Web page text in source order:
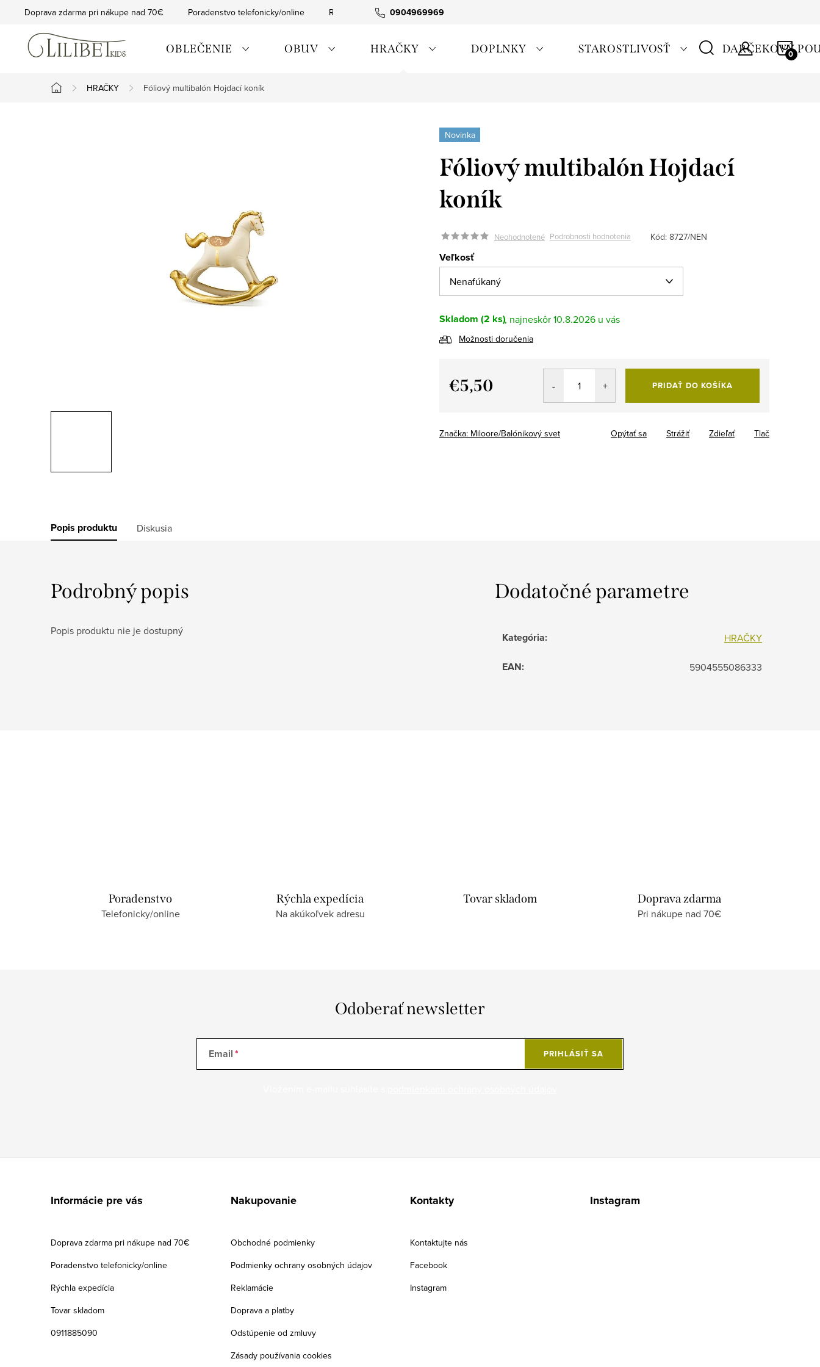
0904969969
Doprava zdarma pri nákupe nad 70€ Poradenstvo telefonicky/online Rýchla expedícia Tovar skladom
OBLEČENIE OBUV HRAČKY DOPLNKY STAROSTLIVOSŤ DARČEKOVÝ
Domov
HRAČKY Fóliový multibalón Hojdací koník
Novinka
Fóliový multibalón Hojdací
koník
Neohodnotené Podrobnosti hodnotenia Kód: 8727/NEN
Veľkosť
Skladom (2 ks) 10.8.2026
Možnosti doručenia
€5,50 PRIDAŤ DO KOŠÍKA
Značka: Miloore/Balónikový svet Tlač
Opýtať sa Strážiť Zdieľať
Popis produktu Diskusia
Podrobný popis
Popis produktu nie je dostupný
Dodatočné parametre
Kategória: HRAČKY
EAN: 5904555086333
Poradenstvo
Telefonicky/online
Rýchla expedícia
Na akúkoľvek adresu
Tovar skladom Doprava zdarma
Pri nákupe nad 70€
Odoberať newsletter
Email PRIHLÁSIŤ SA
Informácie pre vás
Doprava zdarma pri nákupe nad 70€
Poradenstvo telefonicky/online
Rýchla expedícia
Tovar skladom
0911885090
Nakupovanie
Obchodné podmienky
Podmienky ochrany osobných údajov
Reklamácie
Doprava a platby
Odstúpenie od zmluvy
Zásady používania cookies
Kontakty
Kontaktujte nás
Facebook
Instagram
Instagram